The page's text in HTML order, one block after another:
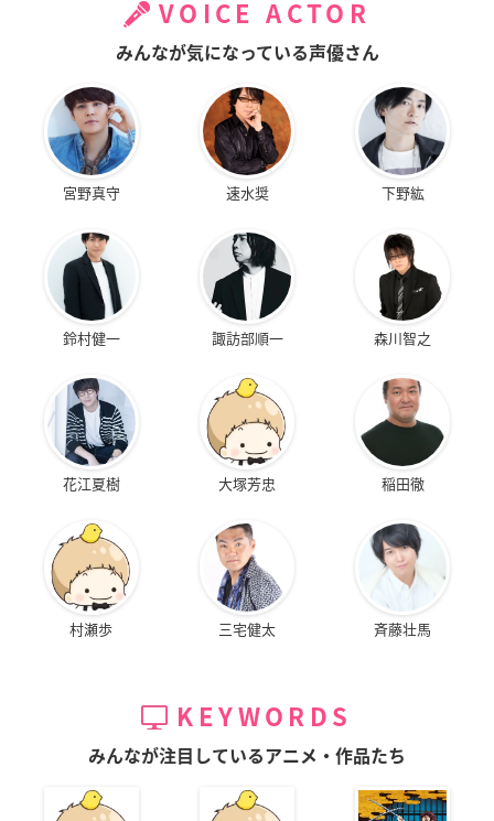
VOICE ACTOR
みんなが気になっている声優さん
宮野真守 速水奨 下野紘
鈴村健一 諏訪部順一 森川智之
花江夏樹 大塚芳忠 稲田徹
村瀬歩 三宅健太 斉藤壮馬
KEYWORDS
みんなが注目しているアニメ・作品たち